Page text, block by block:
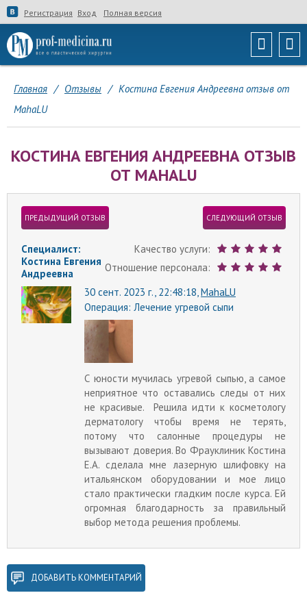
Регистрация Вход Полная версия
Главная / Отзывы / Костина Евгения Андреевна отзыв от
MahaLU
КОСТИНА ЕВГЕНИЯ АНДРЕЕВНА ОТЗЫВ
ОТ MAHALU
ПРЕДЫДУЩИЙ ОТЗЫВ СЛЕДУЮЩИЙ ОТЗЫВ
Качество услуги:
Отношение персонала:
Специалист:
Костина Евгения
Андреевна
30 сент. 2023 г., 22:48:18, MahaLU
Операция: Лечение угревой сыпи
С юности мучилась угревой сыпью, а самое
неприятное что оставались следы от них
не красивые. Решила идти к косметологу
дерматологу чтобы время не терять,
потому что салонные процедуры не
вызывают доверия. Во Фрауклиник Костина
Е.А. сделала мне лазерную шлифовку на
итальянском оборудовании и мое лицо
стало практически гладким после курса. Ей
огромная благодарность за правильный
выбор метода решения проблемы.
ДОБАВИТЬ КОММЕНТАРИЙ